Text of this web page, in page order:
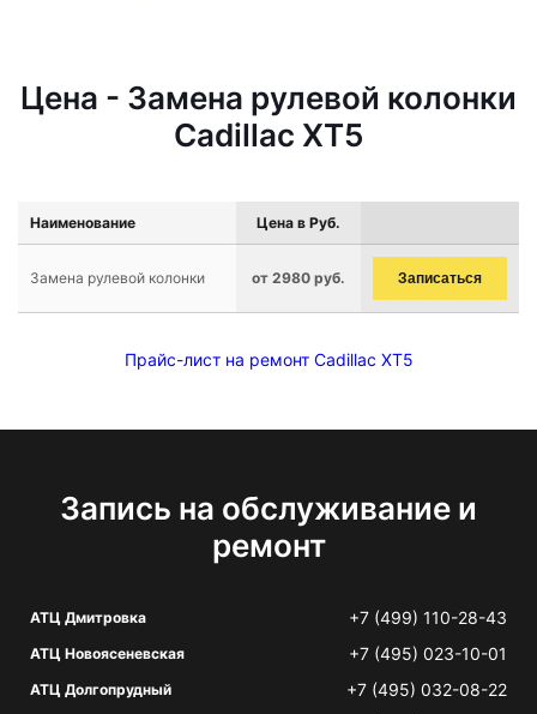
Цена - Замена рулевой колонки
Cadillac XT5
Наименование Цена в Руб.
Замена рулевой колонки от 2980 руб. Записаться
Прайс-лист на ремонт Cadillac XT5
Запись на обслуживание и
ремонт
АТЦ Дмитровка +7 (499) 110-28-43
АТЦ Новоясеневская +7 (495) 023-10-01
АТЦ Долгопрудный +7 (495) 032-08-22